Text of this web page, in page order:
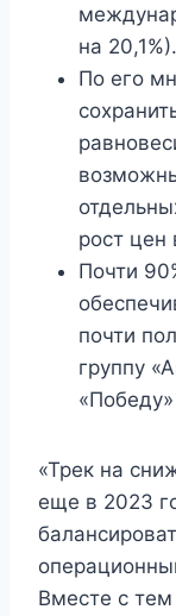
на 20,1%).
По его
рост цен
Почти
почти
группу
«Трек на
еще в 2023
Вместе с